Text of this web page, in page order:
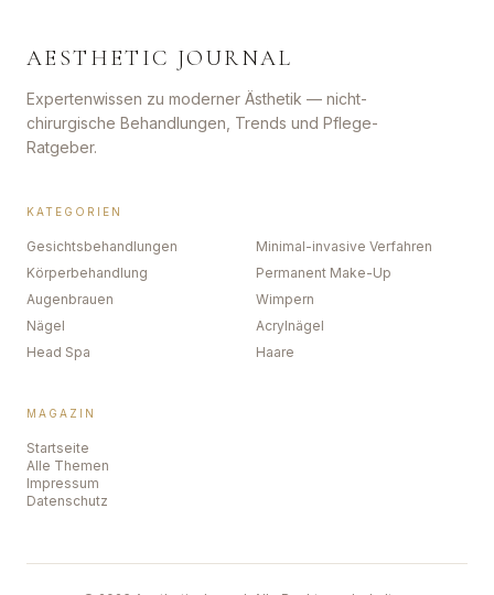
AESTHETIC JOURNAL
Expertenwissen zu moderner Ästhetik — nicht-
chirurgische Behandlungen, Trends und Pflege-
Ratgeber.
KATEGORIEN
Gesichtsbehandlungen
Minimal-invasive Verfahren
Körperbehandlung
Permanent Make-Up
Augenbrauen
Wimpern
Nägel
Acrylnägel
Head Spa
Haare
MAGAZIN
Startseite
Alle Themen
Impressum
Datenschutz